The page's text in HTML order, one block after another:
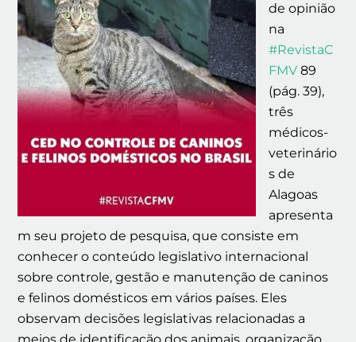
de opinião
na
#RevistaC
FMV 89
(pág. 39),
três
médicos-
veterinário
s de
Alagoas
apresenta
m seu projeto de pesquisa, que consiste em
conhecer o conteúdo legislativo internacional
sobre controle, gestão e manutenção de caninos
e felinos domésticos em vários países. Eles
observam decisões legislativas relacionadas a